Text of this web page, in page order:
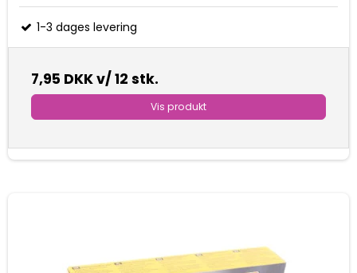
1-3 dages levering
7,95 DKKv/ 12 stk.
Vis produkt